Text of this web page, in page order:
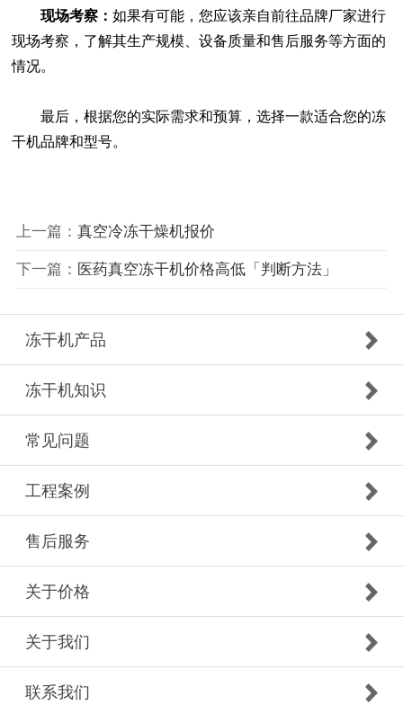
现场考察：如果有可能，您应该亲自前往品牌厂家进行
现场考察，了解其生产规模、设备质量和售后服务等方面的
情况。
最后，根据您的实际需求和预算，选择一款适合您的冻
干机品牌和型号。
上一篇： 真空冷冻干燥机报价
下一篇： 医药真空冻干机价格高低「判断方法」
冻干机产品
冻干机知识
常见问题
工程案例
售后服务
关于价格
关于我们
联系我们